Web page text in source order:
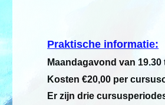
Praktische informatie:
Maandagavond van
Kosten €20,00 per
Er zijn drie